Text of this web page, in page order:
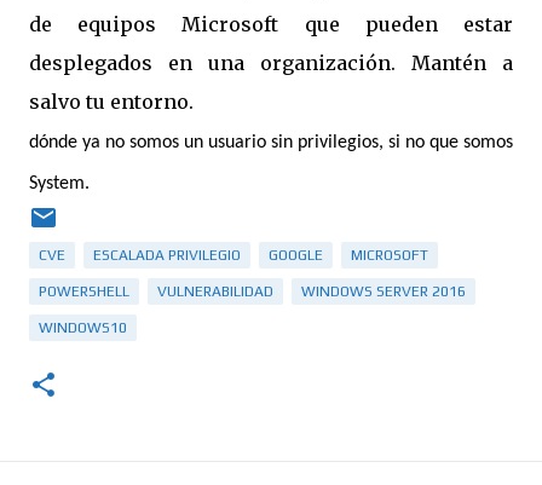
de equipos Microsoft que pueden estar
desplegados en una organización. Mantén a
salvo tu entorno.
dónde ya no somos un usuario sin privilegios, si no que somos
System.
CVE ESCALADA PRIVILEGIO GOOGLE MICROSOFT
POWERSHELL VULNERABILIDAD WINDOWS SERVER 2016
WINDOWS10